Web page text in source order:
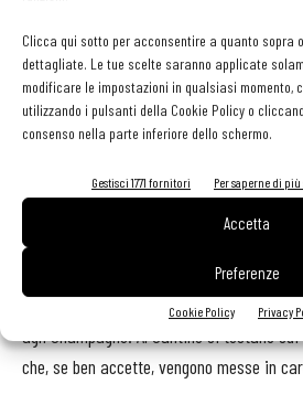
Clicca qui sotto per acconsentire a quanto sopra
dettagliate. Le tue scelte saranno applicate
modificare le impostazioni in qualsiasi momento,
utilizzando i pulsanti della Cookie Policy o
consenso nella parte inferiore dello schermo.
Gestisci 1771 fornitori Per saperne di
Accetta
Preferenze
Cookie Policy Privacy
Uno dei punti forti del locale è
abbinamenti: gli “stuzzichini” che si
propongono un piccolo appetizer, come
salmone affumicato o la mortadella di
calice di vino che si sposa al meglio con il
etichette proposte al calice selezionate
con un occhio attento alla Toscana, ma
infatti, è ben rappresentato e
agli Champagne. Al Santino si testano
che, se ben accette, vengono messe in